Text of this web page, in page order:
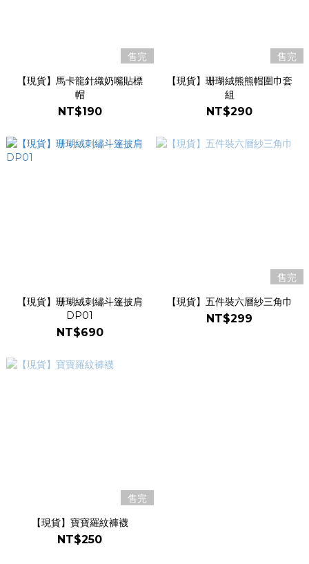
售完
【現貨】馬卡龍針織奶嘴貼標
帽
NT$190
售完
【現貨】珊瑚絨熊熊帽圍巾套
組
NT$290
【現貨】珊瑚絨刺繡斗篷披肩
DP01
NT$690
售完
【現貨】五件裝六層紗三角巾
NT$299
售完
【現貨】寶寶羅紋褲襪
NT$250